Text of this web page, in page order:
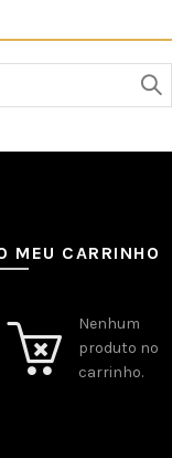
MEU CARRINHO
Nenhum
produto no
carrinho.